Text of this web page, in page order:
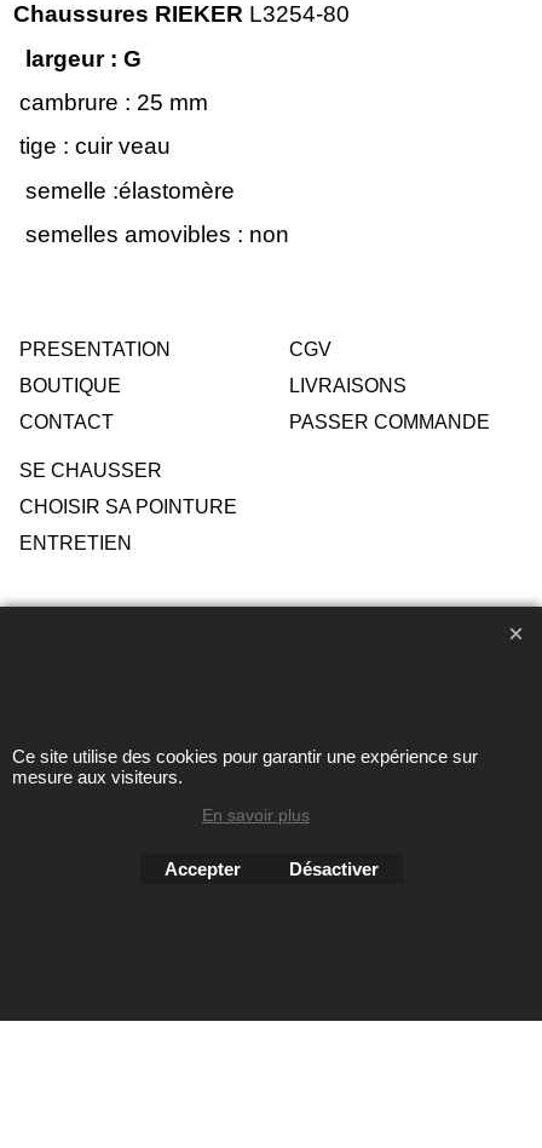
Chaussures RIEKER L3254-80
largeur : G
cambrure : 25 mm
tige : cuir veau
semelle :élastomère
semelles amovibles : non
PRESENTATION
BOUTIQUE
CONTACT
CGV
LIVRAISONS
PASSER COMMANDE
SE CHAUSSER
CHOISIR SA POINTURE
ENTRETIEN
Boutique en ligne créés
avec le logiciel
Ce site utilise des cookies pour garantir une expérience sur
mesure aux visiteurs.
En savoir plus
Accepter Désactiver